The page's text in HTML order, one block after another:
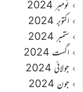
نومبر 2024
اکتوبر 2024
ستمبر 2024
اگست 2024
جولائی 2024
جون 2024